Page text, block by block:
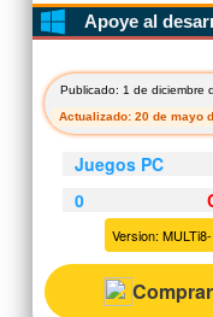
Apoye al
Publicado: 1 de diciembre
Actualizado: 20 de mayo
Juegos PC
0
Version: